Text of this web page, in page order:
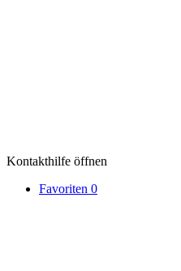
Kontakthilfe öffnen
Favoriten 0